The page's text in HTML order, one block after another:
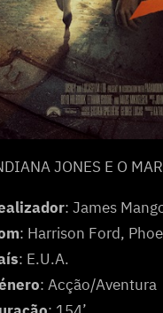
JONES E O
: James
: Harrison Ford,
: E.U.A.
: Acção/Aventura